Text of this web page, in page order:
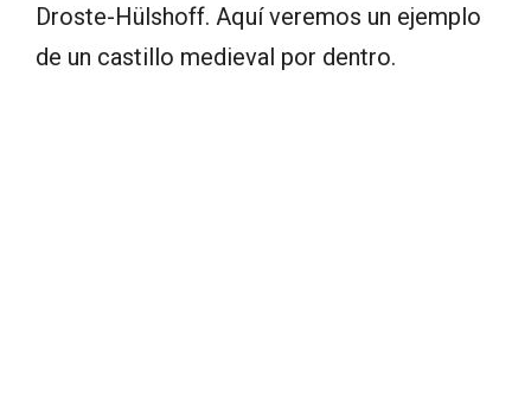
Droste-Hülshoff. Aquí veremos un ejemplo
de un castillo medieval por dentro.